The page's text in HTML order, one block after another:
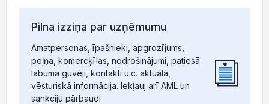
Pilna izziņa par uzņēmumu
Amatpersonas, īpašnieki, apgrozījums,
peļņa, komercķīlas, nodrošinājumi, patiesā
labuma guvēji, kontakti u.c. aktuālā,
vēsturiskā informācija. Iekļauj arī AML un
sankciju pārbaudi